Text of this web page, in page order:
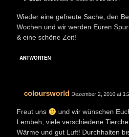
Wieder eine gefreute Sache, den
Wochen und wir werden Euren
& eine schöne Zeit!
ANTWORTEN
coloursworld Dezember 2, 2010 at
Freut uns
und wir wünschen
Lembeh, viele verschiedene
Wärme und gut Luft! Durchhalten